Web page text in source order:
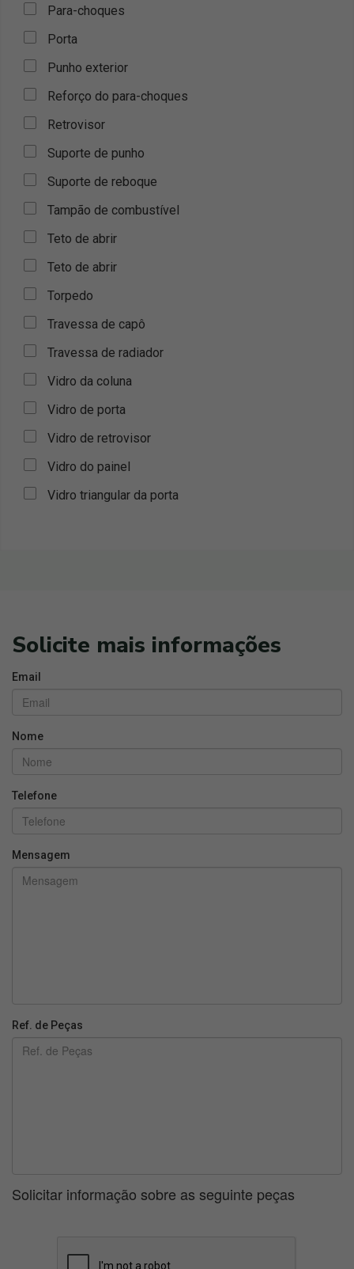
Para-choques
Porta
Punho exterior
Reforço do para-choques
Retrovisor
Suporte de punho
Suporte de reboque
Tampão de combustível
Teto de abrir
Teto de abrir
Torpedo
Travessa de capô
Travessa de radiador
Vidro da coluna
Vidro de porta
Vidro de retrovisor
Vidro do painel
Vidro triangular da porta
Solicite mais informações
Email
Nome
Telefone
Mensagem
Ref. de Peças
Solicitar informação sobre as seguinte peças